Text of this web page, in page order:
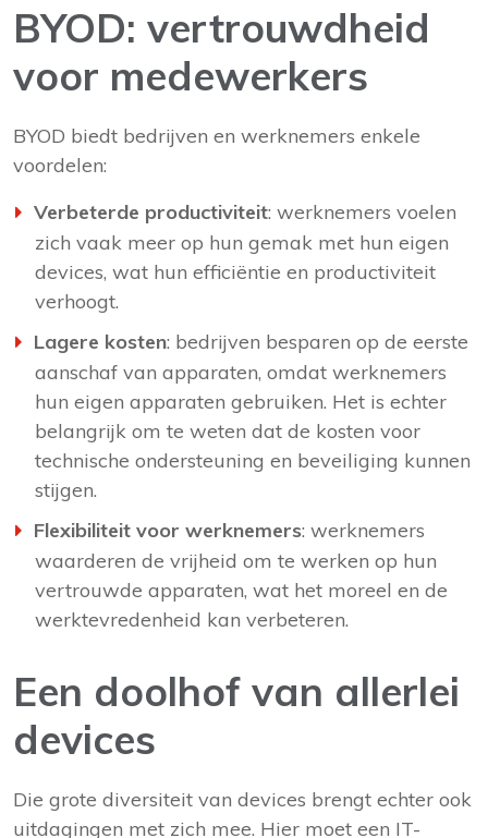
BYOD: vertrouwdheid
voor medewerkers
BYOD biedt bedrijven en werknemers enkele
voordelen:
Verbeterde productiviteit: werknemers voelen
zich vaak meer op hun gemak met hun eigen
devices, wat hun efficiëntie en productiviteit
verhoogt.
Lagere kosten: bedrijven besparen op de eerste
aanschaf van apparaten, omdat werknemers
hun eigen apparaten gebruiken. Het is echter
belangrijk om te weten dat de kosten voor
technische ondersteuning en beveiliging kunnen
stijgen.
Flexibiliteit voor werknemers: werknemers
waarderen de vrijheid om te werken op hun
vertrouwde apparaten, wat het moreel en de
werktevredenheid kan verbeteren.
Een doolhof van allerlei
devices
Die grote diversiteit van devices brengt echter ook
uitdagingen met zich mee. Hier moet een IT-